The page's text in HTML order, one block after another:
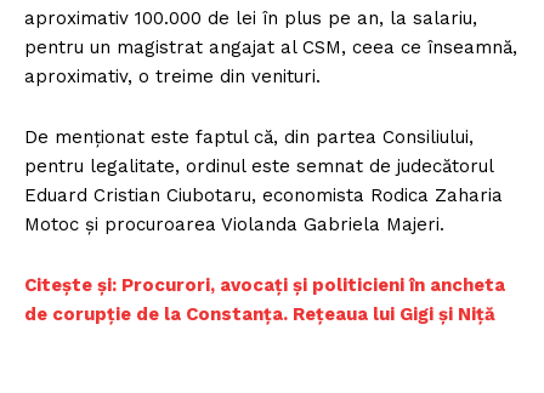
aproximativ 100.000 de lei în plus pe an, la salariu,
pentru un magistrat angajat al CSM, ceea ce înseamnă,
aproximativ, o treime din venituri.
De menționat este faptul că, din partea Consiliului,
pentru legalitate, ordinul este semnat de judecătorul
Eduard Cristian Ciubotaru, economista Rodica Zaharia
Motoc și procuroarea Violanda Gabriela Majeri.
Citește și: Procurori, avocați și politicieni în ancheta
de corupție de la Constanța. Rețeaua lui Gigi și Niță